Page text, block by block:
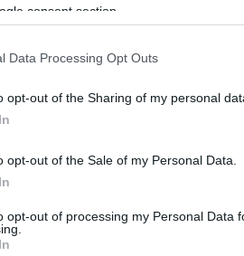
consent section.
Data Processing Opt Outs
opt-out of the Sharing of my personal
opt-out of the Sale of my Personal Data.
opt-out of processing my Personal Data
helyzet súlyosságát:
időszakához képest. Ha a járvány
2,5-szer gyakrabban panaszkodtak
a jövőképben is megmutatkozik: a
üzleti kilátásait.
szét a munkahelyi lojalitást. Azok a
adnak pozitív értékelést a
a munka-magánélet egyensúlyával,